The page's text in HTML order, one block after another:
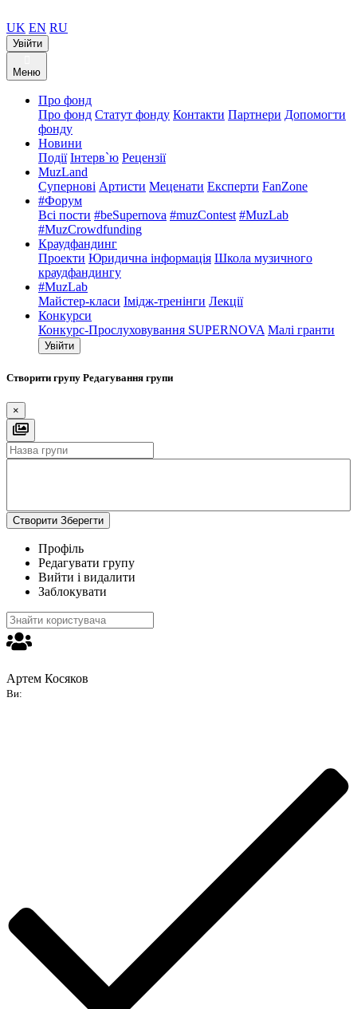
UK EN RU
Увійти
Меню
Про фонд
Про фонд Статут фонду Контакти Партнери Допомогти
фонду
Новини
Події Інтерв`ю Рецензії
MuzLand
Супернові Артисти Меценати Експерти FanZone
#Форум
Всі пости #beSupernova #muzContest #MuzLab
#MuzCrowdfunding
Краудфандинг
Проекти Юридична інформація Школа музичного
краудфандингу
#MuzLab
Майстер-класи Імідж-тренінги Лекції
Конкурси
Конкурс-Прослуховування SUPERNOVA Малі гранти
Увійти
Створити групу Редагування групи
×
Створити Зберегти
Профіль
Редагувати групу
Вийти і видалити
Заблокувати
Артем Косяков
Ви: